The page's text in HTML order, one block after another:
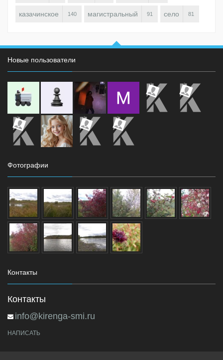
казачинское 140 магистральный 91 село 81
Новые пользователи
Фотографии
Контакты
Контакты
info@kirenga-smi.ru
НАПИСАТЬ